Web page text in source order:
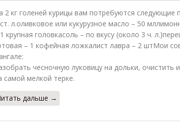
2 кг голеней курицы вам потребуются следующие
л.оливковое или кукурузное масло – 50
крупная головкасоль – по вкусу (около 3 ч.
– 1 кофейная ложкалист лавра – 2 штМои
чесночную луковицу на дольки, очистить
самой мелкой терке.
дальше →